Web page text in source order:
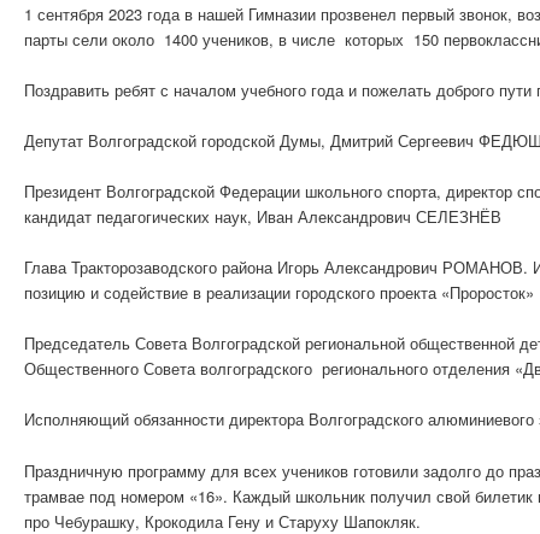
1 сентября 2023 года в нашей Гимназии прозвенел первый
парты сели около 1400 учеников, в числе которых 150
Поздравить ребят с началом учебного года и пожелать доброго
Депутат Волгоградской городской Думы, Дмитрий Сергеевич
Президент Волгоградской Федерации школьного спорта, директор
кандидат педагогических наук, Иван Александрович СЕЛЕЗНЁВ
Глава Тракторозаводского района Игорь Александрович
позицию и содействие в реализации городского проекта «Проросток»
Председатель Совета Волгоградской региональной общественной
Общественного Совета волгоградского регионального
Исполняющий обязанности директора Волгоградского
Праздничную программу для всех учеников готовили задолго до
трамвае под номером «16». Каждый школьник получил свой
про Чебурашку, Крокодила Гену и Старуху Шапокляк.